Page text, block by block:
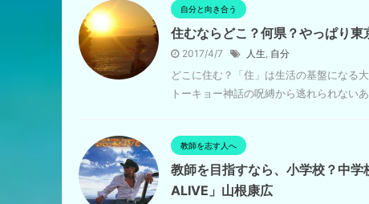
自分と向き合う
住むならどこ？何県？やっぱり
2017/4/7 人生, 自分
どこに住む？「住」は生活の基盤になる
トーキョー神話の呪縛から逃れられない
教師を志す人へ
教師を目指すなら、小学校？中
ALIVE」山根康広